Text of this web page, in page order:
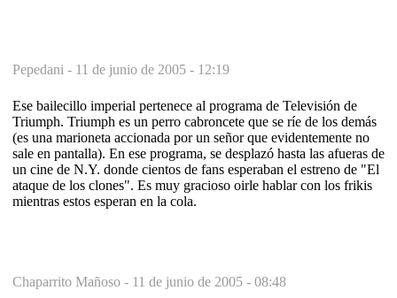
Pepedani - 11 de junio de 2005 - 12:19
Ese bailecillo imperial pertenece al programa de Televisión de
Triumph. Triumph es un perro cabroncete que se ríe de los demás
(es una marioneta accionada por un señor que evidentemente no
sale en pantalla). En ese programa, se desplazó hasta las afueras de
un cine de N.Y. donde cientos de fans esperaban el estreno de "El
ataque de los clones". Es muy gracioso oirle hablar con los frikis
mientras estos esperan en la cola.
Chaparrito Mañoso - 11 de junio de 2005 - 08:48